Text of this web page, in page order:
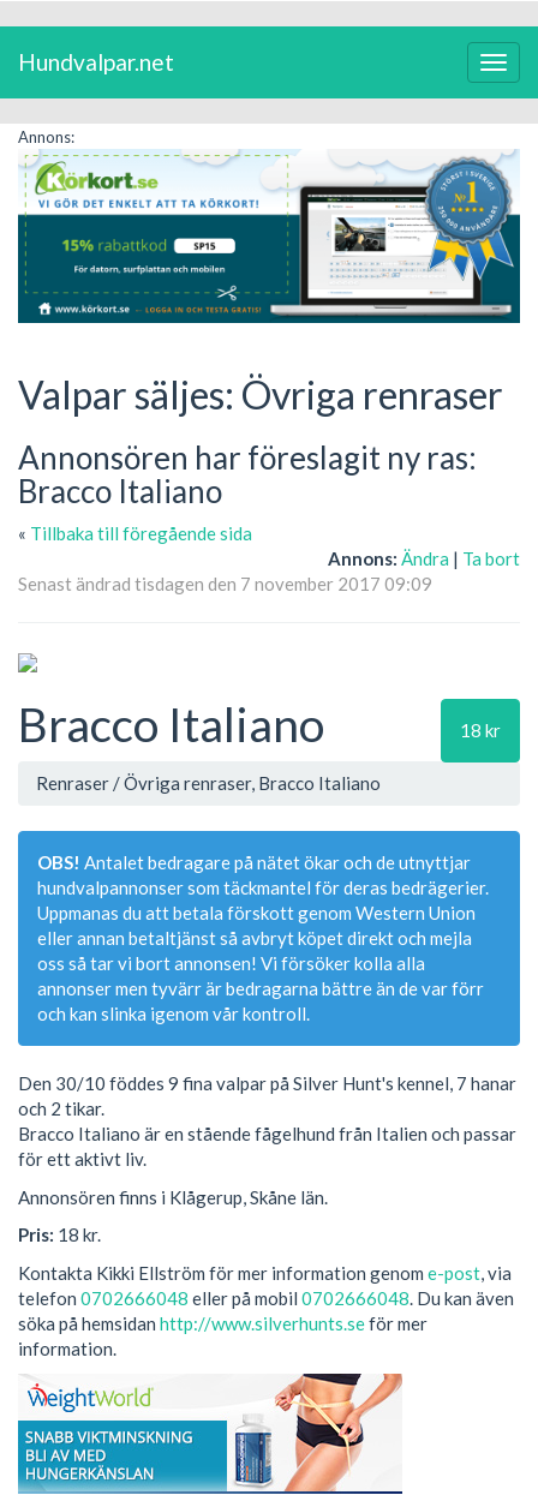
Växla
Hundvalpar.net
Annons:
Valpar säljes: Övriga renraser
Annonsören har föreslagit ny ras:
Bracco Italiano
« Tillbaka till föregående sida
Annons: Ändra | Ta bort
Senast ändrad tisdagen den 7 november 2017 09:09
18 kr
Bracco Italiano
Renraser / Övriga renraser, Bracco Italiano
OBS! Antalet bedragare på nätet ökar och de utnyttjar
hundvalpannonser som täckmantel för deras bedrägerier.
Uppmanas du att betala förskott genom Western Union
eller annan betaltjänst så avbryt köpet direkt och mejla
oss så tar vi bort annonsen! Vi försöker kolla alla
annonser men tyvärr är bedragarna bättre än de var förr
och kan slinka igenom vår kontroll.
Den 30/10 föddes 9 fina valpar på Silver Hunt's kennel, 7 hanar
och 2 tikar.
Bracco Italiano är en stående fågelhund från Italien och passar
för ett aktivt liv.
Annonsören finns i Klågerup, Skåne län.
Pris: 18 kr.
Kontakta Kikki Ellström för mer information genom e-post , via
telefon 0702666048 eller på mobil 0702666048 . Du kan även
söka på hemsidan http://www.silverhunts.seför mer
information.